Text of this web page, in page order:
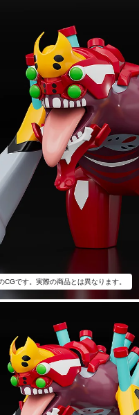
です。実際の商品とは異なります。